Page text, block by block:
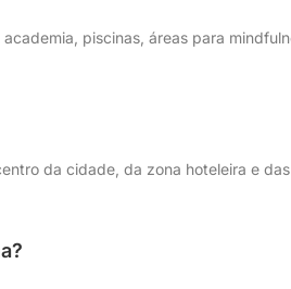
piscinas, áreas para
da cidade, da zona hoteleira e